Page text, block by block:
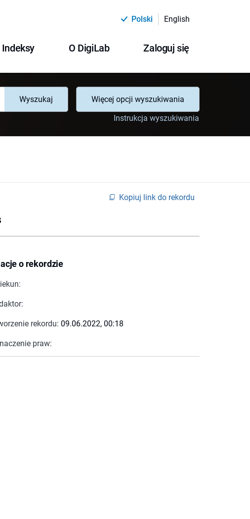
Polski English
Indeksy O DigiLab Zaloguj się
Wyszukaj
Więcej opcji wyszukiwania
Instrukcja wyszukiwania
Kopiuj link do rekordu
o rekordzie
rekordu: 09.06.2022, 00:18
praw: